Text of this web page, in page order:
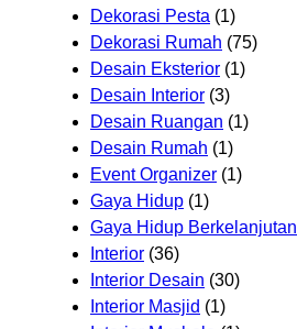
Dekorasi Pesta (1)
Dekorasi Rumah (75)
Desain Eksterior (1)
Desain Interior (3)
Desain Ruangan (1)
Desain Rumah (1)
Event Organizer (1)
Gaya Hidup (1)
Gaya Hidup Berkelanjutan
Interior (36)
Interior Desain (30)
Interior Masjid (1)